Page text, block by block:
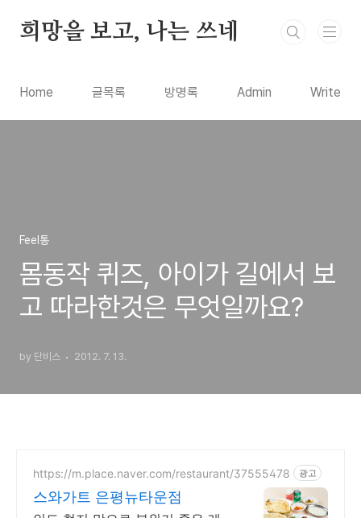
희망을 보고, 나는 쓰네
Home 글목록 방명록 Admin Write
Feel통
몸동작 퀴즈, 아이가 길에서 보
고 따라한것은 무엇일까요?
by 단비스 2012. 7. 13.
https://m.place.naver.com/restaurant/37555478 광고
스와가트 은평뉴타운점